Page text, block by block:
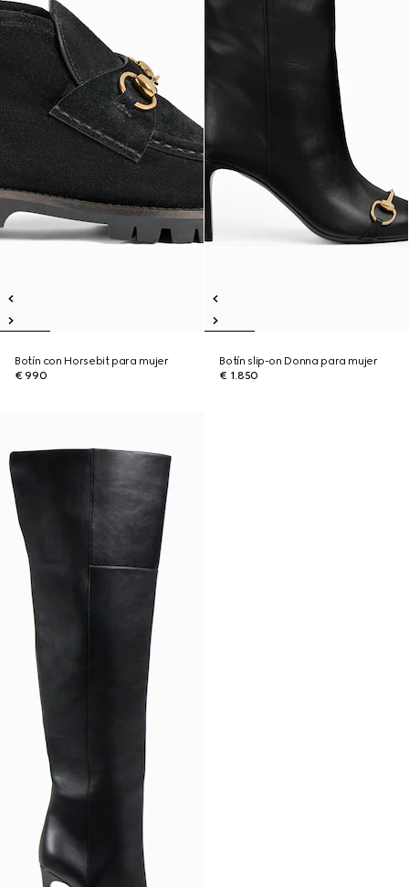
Botín con Horsebit para mujer
€ 990
Botín slip-on Donna para mujer
€ 1.850